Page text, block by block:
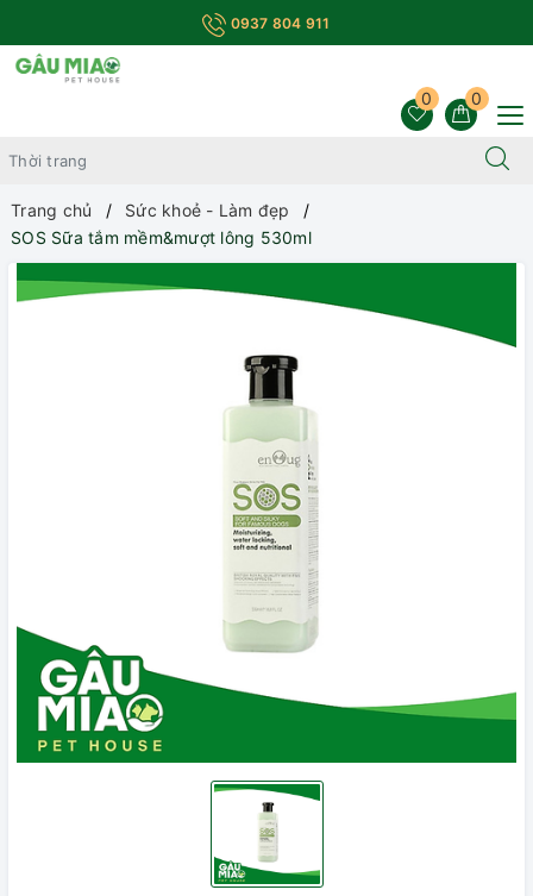
0937 804 911
0
0
Trang chủ
Sức khoẻ - Làm đẹp
SOS Sữa tắm mềm&mượt lông 530ml